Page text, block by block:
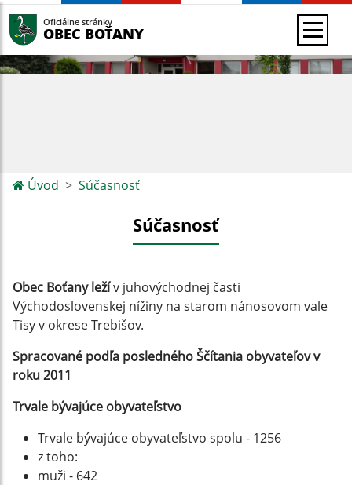
Oficiálne stránky
OBEC BOŤANY
Úvod Súčasnosť
Súčasnosť
Obec Boťany ležív juhovýchodnej časti
Východoslovenskej nížiny na starom nánosovom vale
Tisy v okrese Trebišov.
Spracované podľa posledného Ščítania obyvateľov v
roku 2011
Trvale bývajúce obyvateľstvo
Trvale bývajúce obyvateľstvo spolu - 1256
z toho:
muži - 642